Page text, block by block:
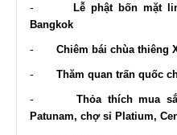
-Lễ phật bốn mặt
Bangkok
-Chiêm bái chùa thiêng
-Thăm quan trấn quốc
-Thỏa thích mua
Patunam, chợ sỉ Platium,